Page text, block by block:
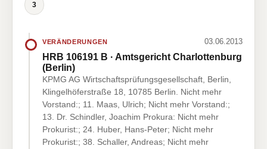
3
VERÄNDERUNGEN 03.06.2013
HRB 106191 B · Amtsgericht Charlottenburg
(Berlin)
KPMG AG Wirtschaftsprüfungsgesellschaft, Berlin,
Klingelhöferstraße 18, 10785 Berlin. Nicht mehr
Vorstand:; 11. Maas, Ulrich; Nicht mehr Vorstand:;
13. Dr. Schindler, Joachim Prokura: Nicht mehr
Prokurist:; 24. Huber, Hans-Peter; Nicht mehr
Prokurist:; 38. Schaller, Andreas; Nicht mehr